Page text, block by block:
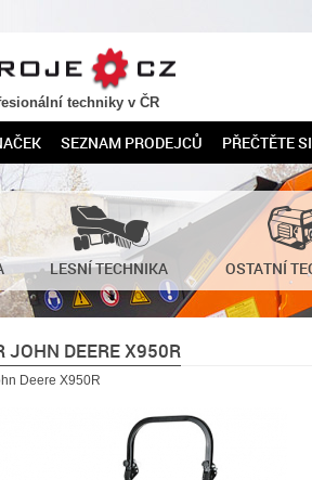
techniky v ČR
SEZNAM PRODEJCŮ PŘEČTĚTE SI
LESNÍ TECHNIKA OSTATNÍ
JOHN DEERE X950R
Deere X950R